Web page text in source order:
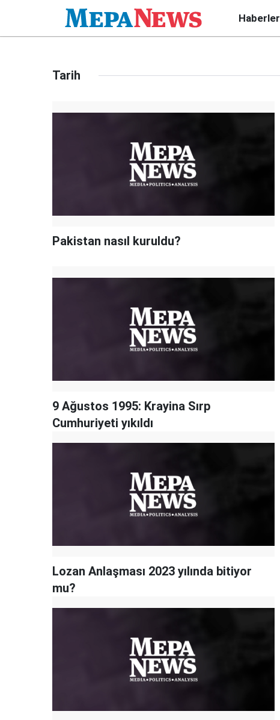
Haberler
Tarih
Pakistan nasıl kuruldu?
9 Ağustos 1995: Krayina Sırp
Cumhuriyeti yıkıldı
Lozan Anlaşması 2023 yılında bitiyor
mu?